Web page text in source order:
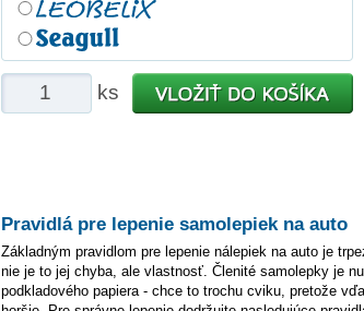
ks
Pravidlá pre lepenie samolepiek na auto
Základným pravidlom pre lepenie nálepiek na auto je
nie je to jej chyba, ale vlastnosť. Členité samolepky je
podkladového papiera - chce to trochu cviku, pretože